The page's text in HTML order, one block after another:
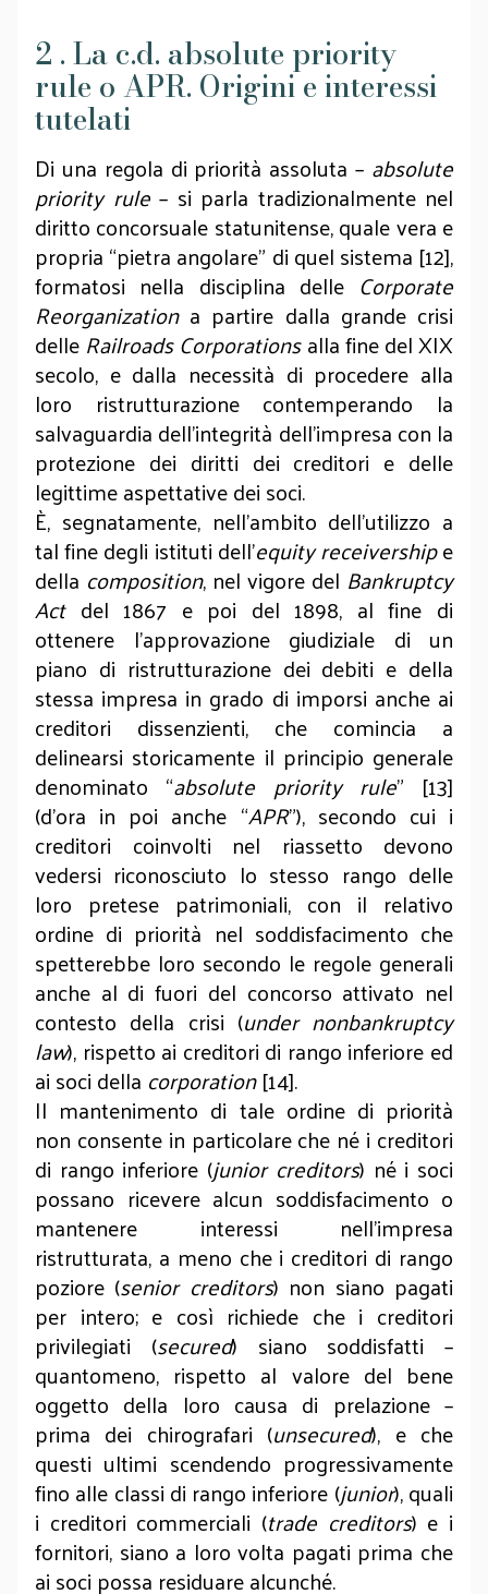
2 . La c.d. absolute priority
rule o APR. Origini e interessi
tutelati
Di una regola di priorità assoluta – absolute
priority rule – si parla tradizionalmente nel
diritto concorsuale statunitense, quale vera e
propria “pietra angolare” di quel sistema [12],
formatosi nella disciplina delle Corporate
Reorganizationa partire dalla grande crisi
delleRailroads Corporationsalla fine del XIX
secolo, e dalla necessità di procedere alla
loro ristrutturazione contemperando la
salvaguardia dell’integrità dell’impresa con la
protezione dei diritti dei creditori e delle
legittime aspettative dei soci.
È, segnatamente, nell’ambito dell’utilizzo a
tal fine degli istituti dell’equity receivershipe
della composition, nel vigore del Bankruptcy
Actdel 1867 e poi del 1898, al fine di
ottenere l’approvazione giudiziale di un
piano di ristrutturazione dei debiti e della
stessa impresa in grado di imporsi anche ai
creditori dissenzienti, che comincia a
delinearsi storicamente il principio generale
denominato “absolute priority rule” [13]
(d’ora in poi anche “APR”), secondo cui i
creditori coinvolti nel riassetto devono
vedersi riconosciuto lo stesso rango delle
loro pretese patrimoniali, con il relativo
ordine di priorità nel soddisfacimento che
spetterebbe loro secondo le regole generali
anche al di fuori del concorso attivato nel
contesto della crisi (under nonbankruptcy
law), rispetto ai creditori di rango inferiore ed
ai soci della corporation[14].
Il mantenimento di tale ordine di priorità
non consente in particolare che né i creditori
di rango inferiore (junior creditors) né i soci
possano ricevere alcun soddisfacimento o
mantenere interessi nell’impresa
ristrutturata, a meno che i creditori di rango
poziore (senior creditors) non siano pagati
per intero; e così richiede che i creditori
privilegiati (secured) siano soddisfatti –
quantomeno, rispetto al valore del bene
oggetto della loro causa di prelazione –
prima dei chirografari (unsecured), e che
questi ultimi scendendo progressivamente
fino alle classi di rango inferiore (junior), quali
i creditori commerciali (trade creditors) e i
fornitori, siano a loro volta pagati prima che
ai soci possa residuare alcunché.